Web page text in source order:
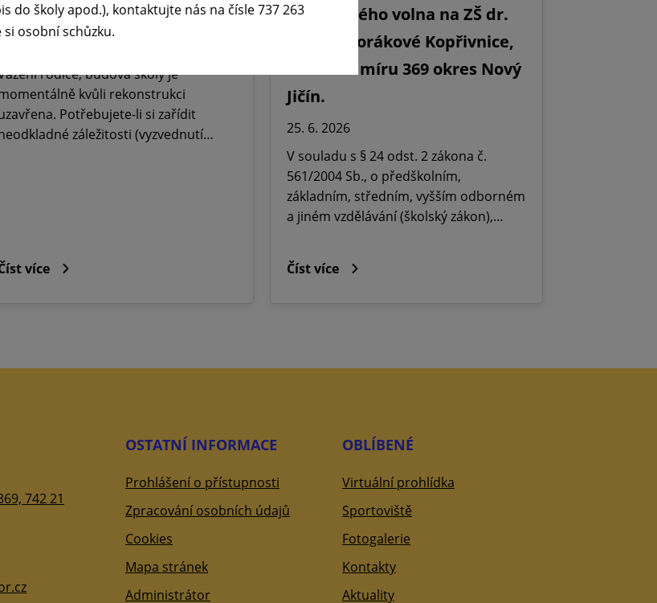
☀️
rodiče, budova školy je
kvůli rekonstrukci
Potřebujete-li si zařídit
záležitosti (vyzvednutí…
více
ředitelského volna na ZŠ dr.
Milady Horákové Kopřivnice,
Obránců míru 369 okres Nový
Jičín.
25. 6. 2026
V souladu s § 24 odst. 2 zákona č.
561/2004 Sb., o předškolním,
základním, středním, vyšším odborném
a jiném vzdělávání (školský zákon),…
Číst více
742 21
OSTATNÍ INFORMACE
Prohlášení o přístupnosti
Zpracování osobních údajů
Cookies
Mapa stránek
Administrátor
OBLÍBENÉ
Virtuální prohlídka
Sportoviště
Fotogalerie
Kontakty
Aktuality
do školy apod.), kontaktujte nás na čísle 737 263
osobní schůzku.